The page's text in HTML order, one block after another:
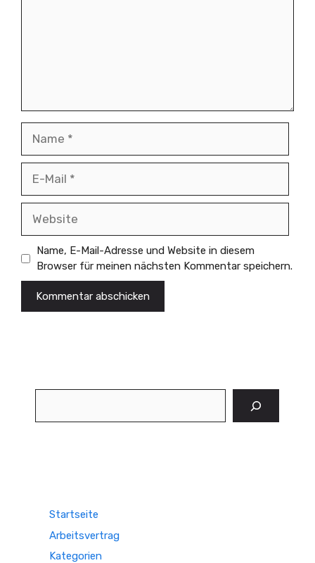
Mail
Name, E-Mail-Adresse und Website in diesem
Browser für meinen nächsten Kommentar speichern.
Startseite
Arbeitsvertrag
Kategorien